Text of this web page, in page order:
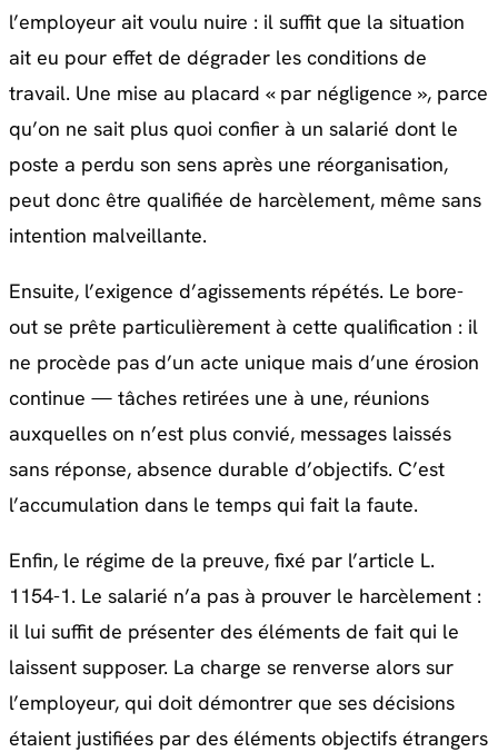
l’employeur ait voulu nuire : il suffit que la situation
ait eu pour effet de dégrader les conditions de
travail. Une mise au placard « par négligence », parce
qu’on ne sait plus quoi confier à un salarié dont le
poste a perdu son sens après une réorganisation,
peut donc être qualifiée de harcèlement, même sans
intention malveillante.
Ensuite, l’exigence d’agissements répétés. Le bore-
out se prête particulièrement à cette qualification : il
ne procède pas d’un acte unique mais d’une érosion
continue — tâches retirées une à une, réunions
auxquelles on n’est plus convié, messages laissés
sans réponse, absence durable d’objectifs. C’est
l’accumulation dans le temps qui fait la faute.
Enfin, le régime de la preuve, fixé par l’article L.
1154-1. Le salarié n’a pas à prouver le harcèlement :
il lui suffit de présenter des éléments de fait qui le
laissent supposer. La charge se renverse alors sur
l’employeur, qui doit démontrer que ses décisions
étaient justifiées par des éléments objectifs étrangers